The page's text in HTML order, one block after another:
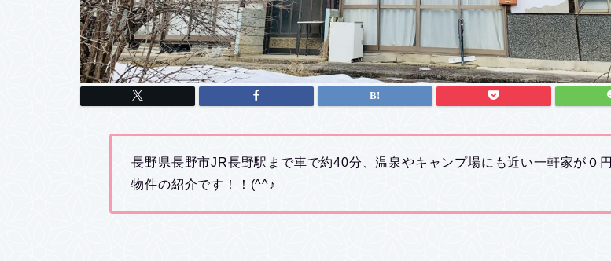
長野県長野市JR長野駅まで車で約40分、温泉やキャンプ場にも近い一軒家が０円
物件の紹介です！！(^^♪